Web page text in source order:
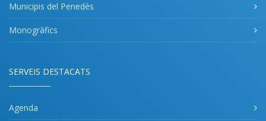
Municipis del Penedès
Monogràfics
SERVEIS DESTACATS
Agenda